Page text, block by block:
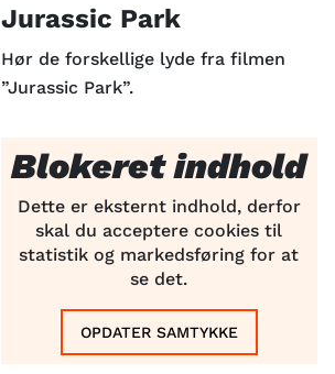
Jurassic Park
Hør de forskellige lyde fra filmen
”Jurassic Park”.
Blokeret indhold
Dette er eksternt indhold, derfor
skal du acceptere cookies til
statistik og markedsføring for at
se det.
OPDATER SAMTYKKE